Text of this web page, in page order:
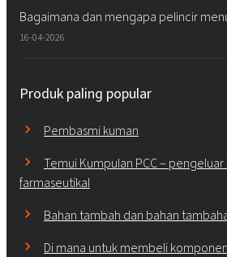
Bagaimana dan mengapa pelincir
16-04-2026
Produk paling popular
Pembasmi kuman
Temui Kumpulan PCC –
farmaseutikal
Bahan tambah dan bahan
Di mana untuk membeli